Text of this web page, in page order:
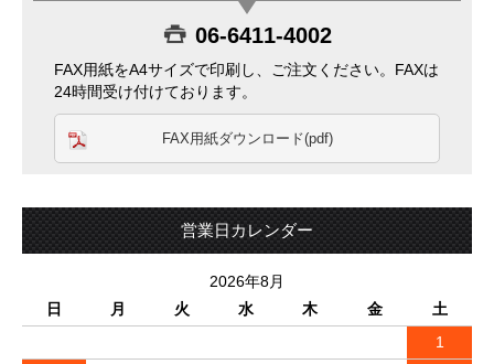
06-6411-4002
FAX用紙をA4サイズで印刷し、ご注文ください。FAXは
24時間受け付けております。
FAX用紙ダウンロード(pdf)
営業日カレンダー
2026年8月
日
月 火 水 木 金
土
1